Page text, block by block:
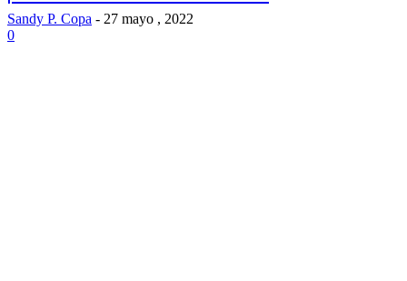
Sandy P. Copa - 27 mayo , 2022
0